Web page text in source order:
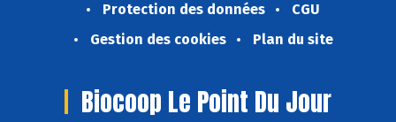
Protection des données
CGU
Gestion des cookies
Plan du site
Biocoop Le Point Du Jour